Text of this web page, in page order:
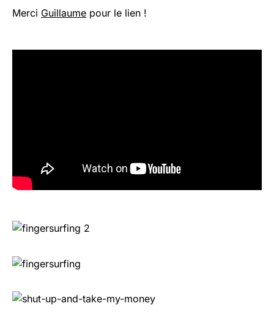
Merci Guillaume pour le lien !